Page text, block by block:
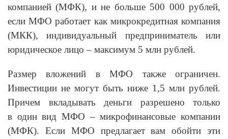
компанией (МФК), и не больше 500 000 рублей,
если МФО работает как микрокредитная компания
(МКК), индивидуальный предприниматель или
юридическое лицо – максимум 5 млн рублей.
Размер вложений в МФО также ограничен.
Инвестиции не могут быть ниже 1,5 млн рублей.
Причем вкладывать деньги разрешено только
в один вид МФО – микрофинансовые компании
(МФК). Если МФО предлагает вам обойти эти